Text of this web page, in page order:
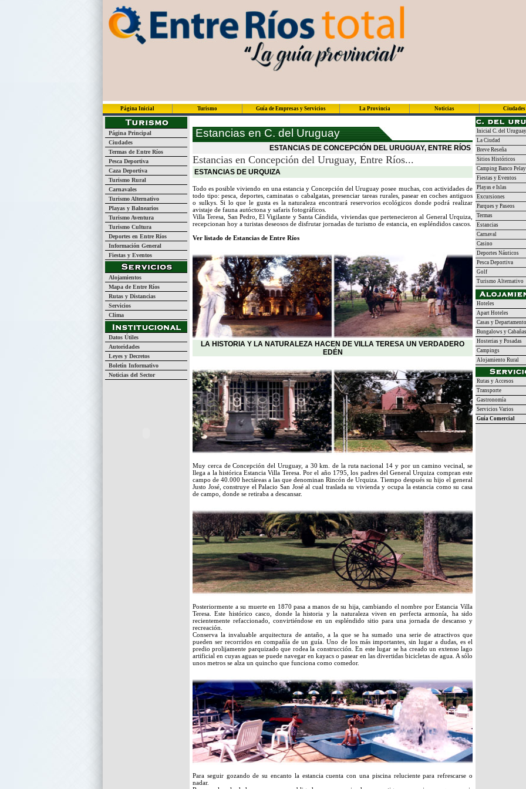
Página Inicial Turismo Guía de Empresas y Servicios La Provincia Noticias Ciudades
Página Principal
Ciudades
Termas de Entre Ríos
Pesca Deportiva
Caza Deportiva
Turismo Rural
Carnavales
Turismo Alternativo
Playas y Balnearios
Turismo Aventura
Turismo Cultura
Deportes en Entre Ríos
Información General
Fiestas y Eventos
Alojamientos
Mapa de Entre Ríos
Rutas y Distancias
Servicios
Clima
Datos Útiles
Autoridades
Leyes y Decretos
Boletín Informativo
Noticias del Sector
Estancias en C. del Uruguay
ESTANCIAS DE CONCEPCIÓN DEL URUGUAY, ENTRE RÍOS
Estancias en Concepción del Uruguay, Entre Ríos...
ESTANCIAS DE URQUIZA
Todo es posible viviendo en una estancia y Concepción del Uruguay posee muchas, con actividades de
todo tipo: pesca, deportes, caminatas o cabalgatas, presenciar tareas rurales, pasear en coches antiguos
o sulkys. Si lo que le gusta es la naturaleza encontrará reservorios ecológicos donde podrá realizar
avistaje de fauna autóctona y safaris fotográficos.
Villa Teresa, San Pedro, El Vigilante y Santa Cándida, viviendas que pertenecieron al General Urquiza,
recepcionan hoy a turistas deseosos de disfrutar jornadas de turismo de estancia, en espléndidos cascos.
Ver listado de Estancias de Entre Ríos
LA HISTORIA Y LA NATURALEZA HACEN DE VILLA TERESA UN VERDADERO
EDÉN
Muy cerca de Concepción del Uruguay, a 30 km. de la ruta nacional 14 y por un camino vecinal, se
llega a la histórica Estancia Villa Teresa. Por el año 1795, los padres del General Urquiza compran este
campo de 40.000 hectáreas a las que denominan Rincón de Urquiza. Tiempo después su hijo el general
Justo José, construye el Palacio San José al cual traslada su vivienda y ocupa la estancia como su casa
de campo, donde se retiraba a descansar.
Posteriormente a su muerte en 1870 pasa a manos de su hija, cambiando el nombre por Estancia Villa
Teresa. Este histórico casco, donde la historia y la naturaleza viven en perfecta armonía, ha sido
recientemente refaccionado, convirtiéndose en un espléndido sitio para una jornada de descanso y
recreación.
Conserva la invaluable arquitectura de antaño, a la que se ha sumado una serie de atractivos que
pueden ser recorridos en compañía de un guía. Uno de los más importantes, sin lugar a dudas, es el
predio prolijamente parquizado que rodea la construcción. En este lugar se ha creado un extenso lago
artificial en cuyas aguas se puede navegar en kayacs o pasear en las divertidas bicicletas de agua. A sólo
unos metros se alza un quincho que funciona como comedor.
Para seguir gozando de su encanto la estancia cuenta con una piscina reluciente para refrescarse o
nadar.
Inicial C. del Uruguay
La Ciudad
Breve Reseña
Sitios Históricos
Camping Banco Pelay
Fiestas y Eventos
Playas e Islas
Excursiones
Parques y Paseos
Termas
Estancias
Carnaval
Casino
Deportes Náuticos
Pesca Deportiva
Golf
Turismo Alternativo
Hoteles
Apart Hoteles
Casas y
Bungalows y Cabañas
Hosterias y Posadas
Campings
Alojamiento Rural
Rutas y Accesos
Transporte
Gastronomía
Servicios Varios
Guía Comercial